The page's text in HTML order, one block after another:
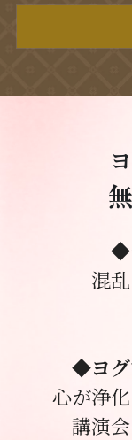
◆
混
◆ヨグ
心が浄
講演